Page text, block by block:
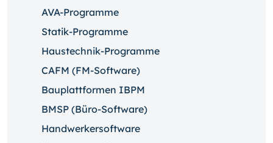
AVA-Programme
Statik-Programme
Haustechnik-Programme
CAFM (FM-Software)
Bauplattformen IBPM
BMSP (Büro-Software)
Handwerkersoftware